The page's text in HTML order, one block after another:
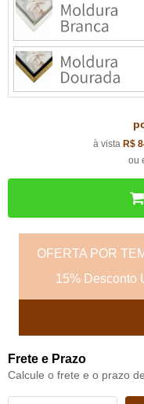
à vista R$
ou
OFERTA POR
15% Desconto
Frete e Prazo
Calcule o frete e o prazo